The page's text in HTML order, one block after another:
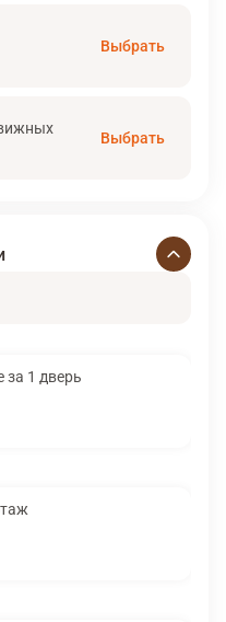
Выбрать
Выбрать
Подъем на грузовом лифте за 1 дверь
за 1 этаж